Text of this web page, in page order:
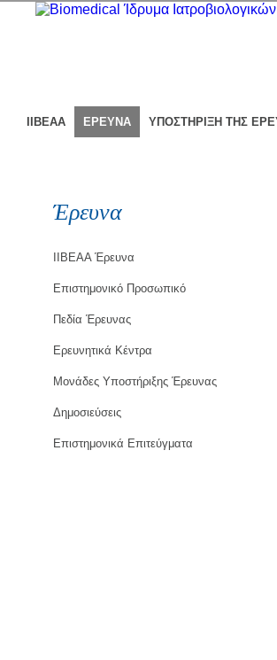
ΙΙΒΕΑΑ ΕΡΕΥΝΑ ΥΠΟΣΤΗΡΙΞΗ ΤΗΣ
Έρευνα
ΙΙΒΕΑΑ Έρευνα
Επιστημονικό Προσωπικό
Πεδία Έρευνας
Ερευνητικά Κέντρα
Μονάδες Υποστήριξης Έρευνας
Δημοσιεύσεις
Επιστημονικά Επιτεύγματα